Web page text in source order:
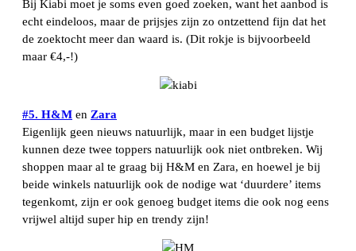
Bij Kiabi moet je soms even goed zoeken, want het aanbod is
echt eindeloos, maar de prijsjes zijn zo ontzettend fijn dat het
de zoektocht meer dan waard is. (Dit rokje is bijvoorbeeld
maar €4,-!)
#5. H&M en Zara
Eigenlijk geen nieuws natuurlijk, maar in een budget lijstje
kunnen deze twee toppers natuurlijk ook niet ontbreken. Wij
shoppen maar al te graag bij H&M en Zara, en hoewel je bij
beide winkels natuurlijk ook de nodige wat ‘duurdere’ items
tegenkomt, zijn er ook genoeg budget items die ook nog eens
vrijwel altijd super hip en trendy zijn!